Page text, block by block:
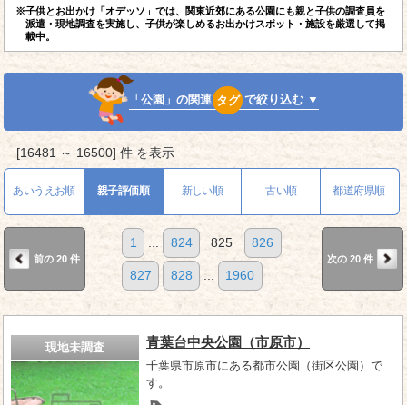
※子供とお出かけ「オデッソ」では、関東近郊にある公園にも親と子供の調査員を
派遣・現地調査を実施し、子供が楽しめるお出かけスポット・施設を厳選して掲
載中。
「公園」の関連 タグ で絞り込む ▼
[16481 ～ 16500] 件 を表示
あいうえお順 親子評価順 新しい順 古い順 都道府県順
前の 20 件
1 ... 824 825 826
827 828 ... 1960
次の 20 件
現地未調査 青葉台中央公園（市原市）
千葉県市原市にある都市公園（街区公園）で
す。